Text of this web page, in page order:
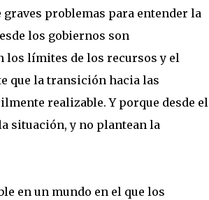
problemas para entender la
los gobiernos son
los límites de los recursos y el
que la transición hacia las
realizable. Y porque desde el
situación, y no plantean la
en un mundo en el que los